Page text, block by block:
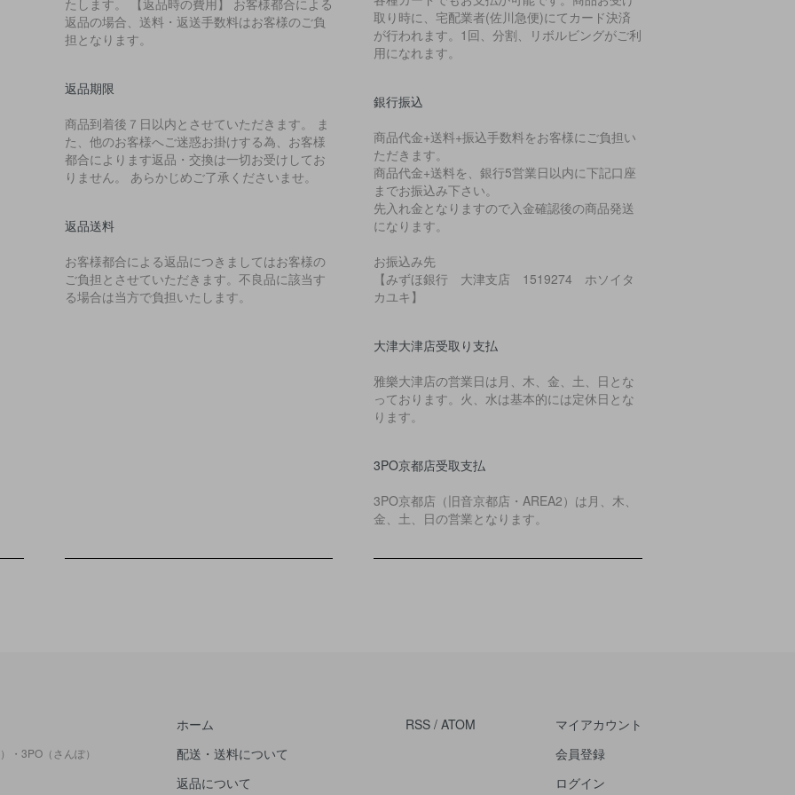
たします。 【返品時の費用】 お客様都合による
返品の場合、送料・返送手数料はお客様のご負
担となります。
返品期限
商品到着後７日以内とさせていただきます。 ま
た、他のお客様へご迷惑お掛けする為、お客様
都合によります返品・交換は一切お受けしてお
りません。 あらかじめご了承くださいませ。
返品送料
お客様都合による返品につきましてはお客様の
ご負担とさせていただきます。不良品に該当す
る場合は当方で負担いたします。
取り時に、宅配業者(佐川急便)にてカード決済
が行われます。1回、分割、リボルビングがご利
用になれます。
銀行振込
商品代金+送料+振込手数料をお客様にご負担い
ただきます。
商品代金+送料を、銀行5営業日以内に下記口座
までお振込み下さい。
先入れ金となりますので入金確認後の商品発送
になります。
お振込み先
【みずほ銀行 大津支店 1519274 ホソイタ
カユキ】
大津大津店受取り支払
雅樂大津店の営業日は月、木、金、土、日とな
っております。火、水は基本的には定休日とな
ります。
3PO京都店受取支払
3PO京都店（旧音京都店・AREA2）は月、木、
金、土、日の営業となります。
・3PO（さんぽ）
ホーム
配送・送料について
返品について
RSS / ATOM
マイアカウント
会員登録
ログイン